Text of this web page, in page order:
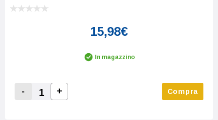
15,98€
In magazzino
Decrease Quantity:
-
Increase Quantity:
+ Compra